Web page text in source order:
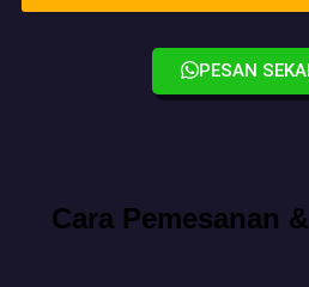
PESAN
Cara Pemesanan